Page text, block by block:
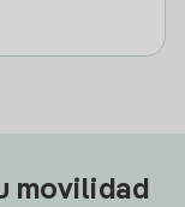
movilidad